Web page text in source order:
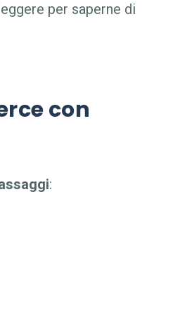
per saperne di
con
: